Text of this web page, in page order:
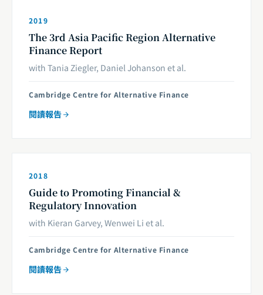
2019
The 3rd Asia Pacific Region Alternative
Finance Report
with Tania Ziegler, Daniel Johanson et al.
Cambridge Centre for Alternative Finance
閱讀報告
2018
Guide to Promoting Financial &
Regulatory Innovation
with Kieran Garvey, Wenwei Li et al.
Cambridge Centre for Alternative Finance
閱讀報告